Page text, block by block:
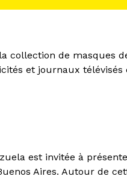
collection de masques
et journaux
est invitée à
Aires. Autour de